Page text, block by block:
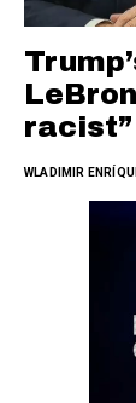
racist”
WLADIMIR